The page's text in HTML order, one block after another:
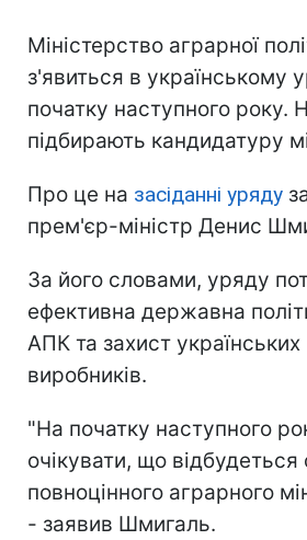
Міністерство аграрної
з'явиться в українському
початку наступного року.
підбирають кандидатуру
Про це на засіданні уряду
прем'єр-міністр Денис
За його словами, уряду
ефективна державна
АПК та захист українських
виробників.
"На початку наступного
очікувати, що
повноцінного аграрного
- заявив Шмигаль.